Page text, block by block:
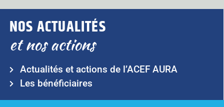
NOS ACTUALITÉS
et nos actions
Actualités et actions de l’ACEF AURA
Les bénéficiaires